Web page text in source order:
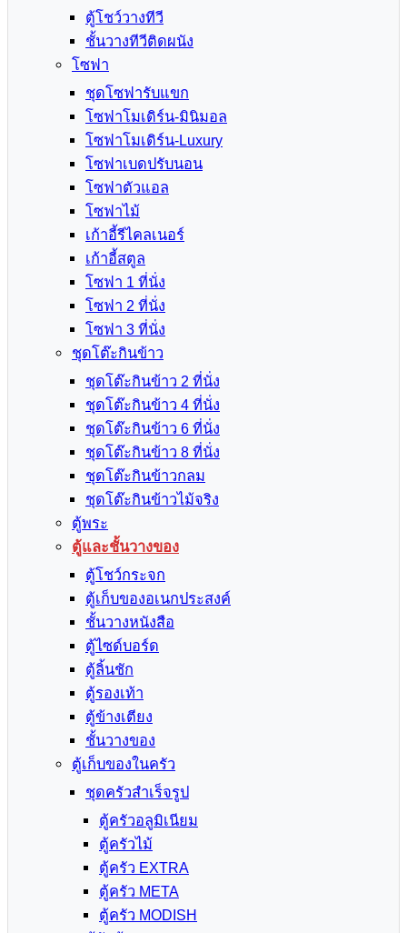
ตู้โชว์วางทีวี
ชั้นวางทีวีติดผนัง
โซฟา
ชุดโซฟารับแขก
โซฟาโมเดิร์น-มินิมอล
โซฟาโมเดิร์น-Luxury
โซฟาเบดปรับนอน
โซฟาตัวแอล
โซฟาไม้
เก้าอี้รีไคลเนอร์
เก้าอี้สตูล
โซฟา 1 ที่นั่ง
โซฟา 2 ที่นั่ง
โซฟา 3 ที่นั่ง
ชุดโต๊ะกินข้าว
ชุดโต๊ะกินข้าว 2 ที่นั่ง
ชุดโต๊ะกินข้าว 4 ที่นั่ง
ชุดโต๊ะกินข้าว 6 ที่นั่ง
ชุดโต๊ะกินข้าว 8 ที่นั่ง
ชุดโต๊ะกินข้าวกลม
ชุดโต๊ะกินข้าวไม้จริง
ตู้พระ
ตู้และชั้นวางของ
ตู้โชว์กระจก
ตู้เก็บของอเนกประสงค์
ชั้นวางหนังสือ
ตู้ไซด์บอร์ด
ตู้ลิ้นชัก
ตู้รองเท้า
ตู้ข้างเตียง
ชั้นวางของ
ตู้เก็บของในครัว
ชุดครัวสำเร็จรูป
ตู้ครัวอลูมิเนียม
ตู้ครัวไม้
ตู้ครัว EXTRA
ตู้ครัว META
ตู้ครัว MODISH